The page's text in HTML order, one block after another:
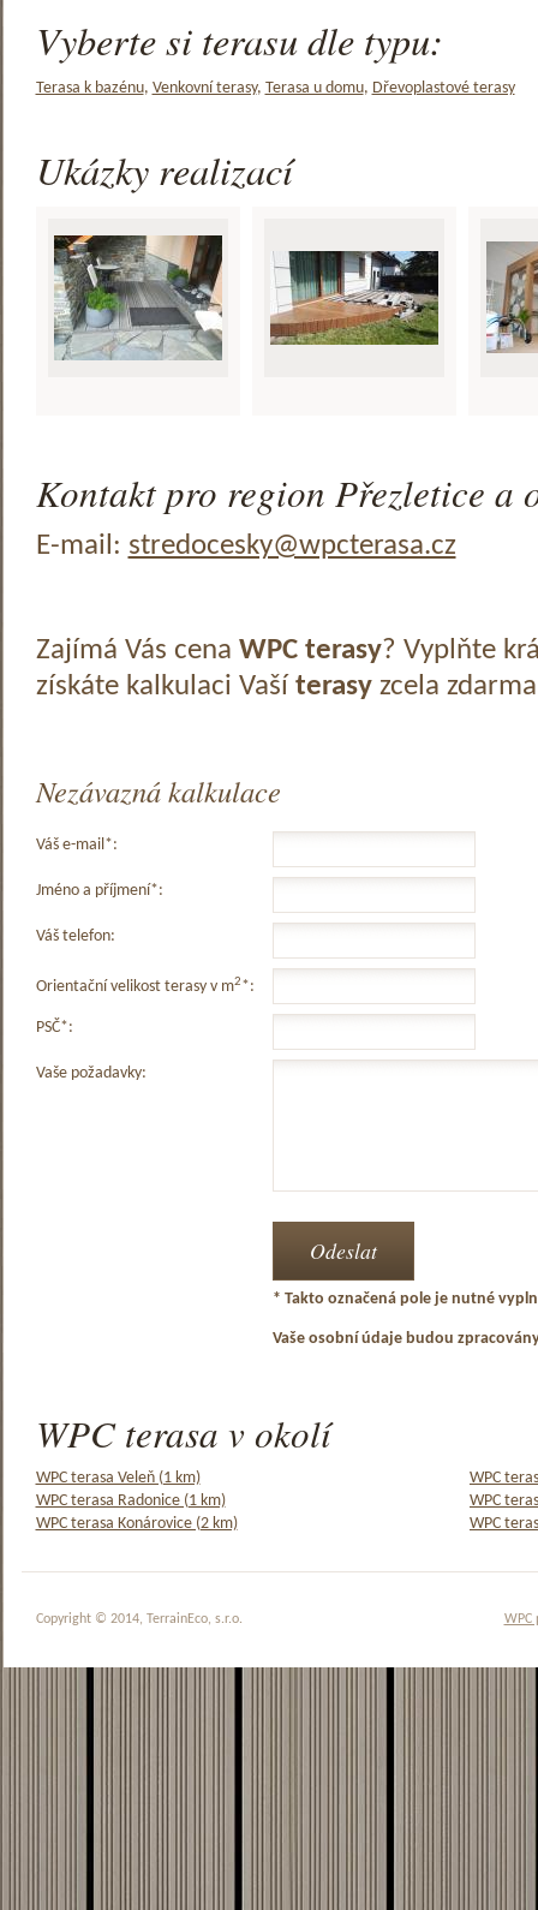
Vyberte si terasu dle typu:
Terasa k bazénu, Venkovní terasy, Terasa u domu, Dřevoplastové terasy
Ukázky realizací
Kontakt pro region Přezletice a
E-mail: stredocesky@wpcterasa.cz
Zajímá Vás cena WPC terasy? Vyplňte
získáte kalkulaci Vaší terasyzcela
Nezávazná kalkulace
Váš e-mail*:
Jméno a příjmení*:
Váš telefon:
Orientační velikost terasy v m2*:
PSČ*:
Vaše požadavky:
* Takto označená pole je nutné
Vaše osobní údaje budou
WPC terasa v okolí
WPC terasa Veleň (1 km)
WPC
WPC terasa Radonice (1 km)
WPC
WPC terasa Konárovice (2 km)
WPC
WPC
Copyright © 2014, TerrainEco, s.r.o.